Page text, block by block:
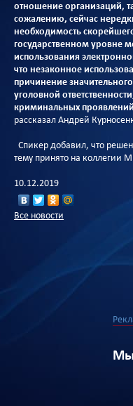
отношение организаций,
сожалению, сейчас
необходимость
государственном уровне
использования
что незаконное
причинение
уголовной
криминальных проявлений
рассказал Андрей
Спикер добавил, что
тему принято на коллегии
10.12.2019
Все новости
Мы